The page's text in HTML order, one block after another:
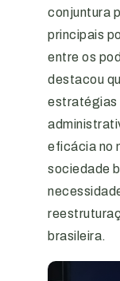
conjuntura
principais
entre os
destacou
estratégias
eficácia no
sociedade
brasileira.